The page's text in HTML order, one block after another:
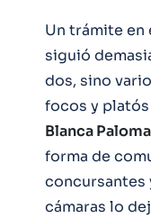
Un trámite en
siguió
dos, sino
focos y
Blanca Paloma
forma de
concursantes
cámaras lo